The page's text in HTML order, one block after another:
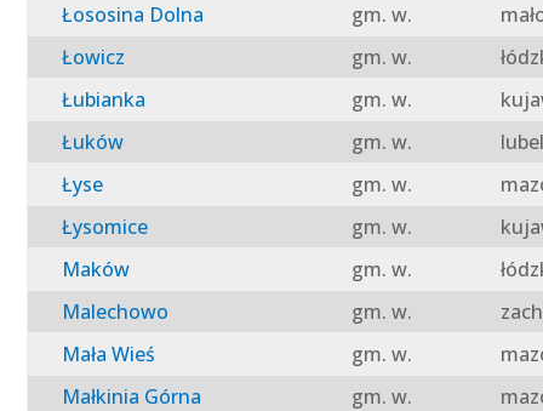
Łososina Dolna
gm. w.
Łowicz
gm. w.
Łubianka
gm. w.
Łuków
gm. w.
Łyse
gm. w.
Łysomice
gm. w.
Maków
gm. w.
Malechowo
gm. w.
Mała Wieś
gm. w.
Małkinia Górna
gm. w.